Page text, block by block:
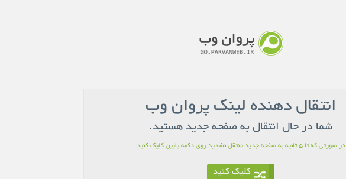
انتقال دهنده لینک پروان وب
شما در حال انتقال به صفحه جدید هستید.
در صورتی که تا 5 ثانیه به صفحه جدید منتقل نشدید روی دکمه پایین کلیک کنید
کلیک کنید